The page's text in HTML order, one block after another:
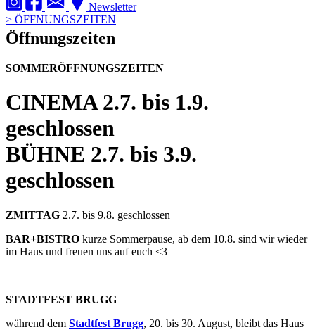
Newsletter
> ÖFFNUNGSZEITEN
Öffnungszeiten
SOMMERÖFFNUNGSZEITEN
CINEMA2.7. bis 1.9.
geschlossen
BÜHNE 2.7. bis 3.9.
geschlossen
ZMITTAG 2.7. bis 9.8. geschlossen
BAR+BISTRO kurze Sommerpause, ab dem 10.8. sind wir wieder
im Haus und freuen uns auf euch <3
STADTFEST BRUGG
während dem Stadtfest Brugg, 20. bis 30. August, bleibt das Haus